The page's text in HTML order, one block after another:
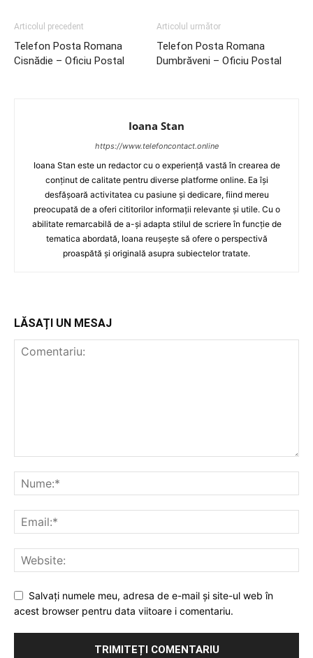
Articolul precedent
Telefon Posta Romana
Cisnădie – Oficiu Postal
Articolul următor
Telefon Posta Romana
Dumbrăveni – Oficiu Postal
Ioana Stan
https://www.telefoncontact.online
Ioana Stan este un redactor cu o experiență vastă în crearea de
conținut de calitate pentru diverse platforme online. Ea își
desfășoară activitatea cu pasiune și dedicare, fiind mereu
preocupată de a oferi cititorilor informații relevante și utile. Cu o
abilitate remarcabilă de a-și adapta stilul de scriere în funcție de
tematica abordată, Ioana reușește să ofere o perspectivă
proaspătă și originală asupra subiectelor tratate.
LĂSAȚI UN MESAJ
Salvați numele meu, adresa de e-mail și site-ul web în
acest browser pentru data viitoare i comentariu.